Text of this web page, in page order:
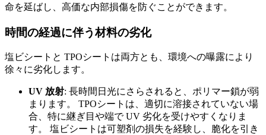
命を延ばし、高価な内部損傷を防ぐことができます。
時間の経過に伴う材料の劣化
塩ビシートと TPOシートは両方とも、環境への曝露により
徐々に劣化します。
UV 放射: 長時間日光にさらされると、ポリマー鎖が弱
まります。 TPOシートは、適切に溶接されていない場
合、特に継ぎ目や端で UV 劣化を受けやすくなりま
す。 塩ビシートは可塑剤の損失を経験し、脆化を引き